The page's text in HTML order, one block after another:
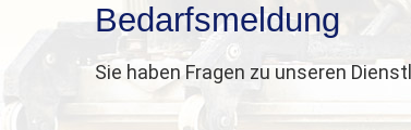
Bedarfsmeldung
Sie haben Fragen zu unseren